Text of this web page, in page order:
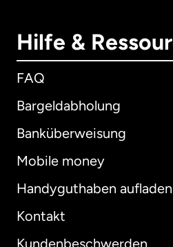
Hilfe &
FAQ
Bargeldabholung
Banküberweisung
Mobile money
Handyguthaben aufladen
Kontakt
Kundenbeschwerden